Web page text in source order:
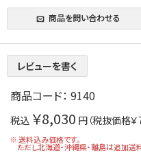
商品を問い合わせる
レビューを書く
商品コード： 9140
税込 ￥8,030 円（税抜価格￥
※ 送料込み価格です。
ただし北海道・沖縄県・離島は追加送